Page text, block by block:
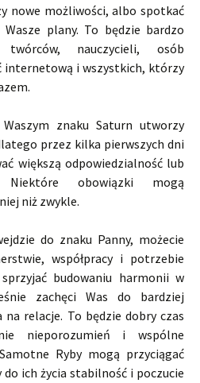
nowe możliwości, albo spotkać
plany. To będzie bardzo
nauczycieli, osób
internetową i wszystkich, którzy
znaku Saturn utworzy
przez kilka pierwszych dni
większą odpowiedzialność lub
Niektóre obowiązki mogą
niż zwykle.
do znaku Panny, możecie
współpracy i potrzebie
budowaniu harmonii w
zachęci Was do bardziej
relacje. To będzie dobry czas
nieporozumień i wspólne
Ryby mogą przyciągać
do ich życia stabilność i poczucie